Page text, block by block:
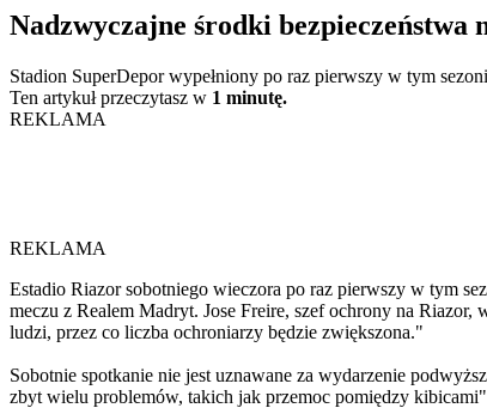
Nadzwyczajne środki bezpieczeństwa
Stadion SuperDepor wypełniony po raz pierwszy w tym
Ten artykuł przeczytasz w 1 minutę.
REKLAMA
REKLAMA
Estadio Riazor sobotniego wieczora po raz pierwszy w tym
meczu z Realem Madryt. Jose Freire, szef ochrony na
ludzi, przez co liczba ochroniarzy będzie zwiększona."
Sobotnie spotkanie nie jest uznawane za wydarzenie
zbyt wielu problemów, takich jak przemoc pomiędzy